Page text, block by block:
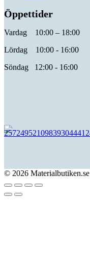
Öppettider
Vardag 10:00 – 18:00
Lördag 10:00 - 16:00
Söndag 12:00 - 16:00
© 2026 Materialbutiken.se